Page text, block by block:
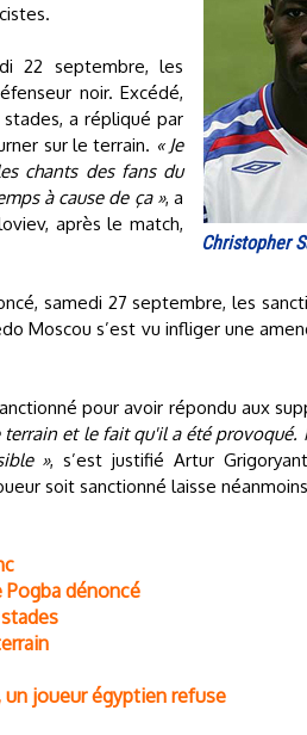
Christopher
22 septembre, les
noir. Excédé,
a répliqué par
sur le terrain. « Je
chants des fans du
à cause de ça », a
après le match,
samedi 27 septembre, les
Moscou s’est vu infliger une
pour avoir répondu aux
et le fait qu'il a été provoqué.
», s’est justifié Artur
soit sanctionné laisse
dénoncé
un joueur égyptien refuse